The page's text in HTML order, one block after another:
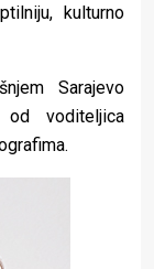
kulturno
Sarajevo
voditeljica